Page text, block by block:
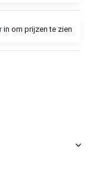
in om prijzen te zien